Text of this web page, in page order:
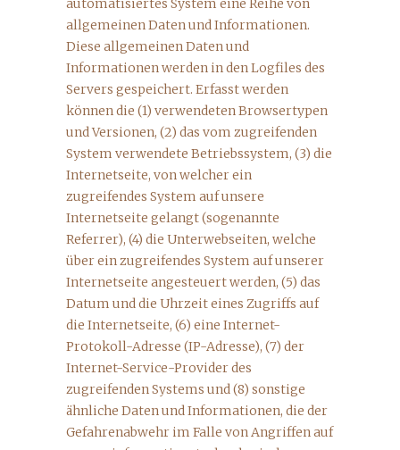
automatisiertes System eine Reihe von
allgemeinen Daten und Informationen.
Diese allgemeinen Daten und
Informationen werden in den Logfiles des
Servers gespeichert. Erfasst werden
können die (1) verwendeten Browsertypen
und Versionen, (2) das vom zugreifenden
System verwendete Betriebssystem, (3) die
Internetseite, von welcher ein
zugreifendes System auf unsere
Internetseite gelangt (sogenannte
Referrer), (4) die Unterwebseiten, welche
über ein zugreifendes System auf unserer
Internetseite angesteuert werden, (5) das
Datum und die Uhrzeit eines Zugriffs auf
die Internetseite, (6) eine Internet-
Protokoll-Adresse (IP-Adresse), (7) der
Internet-Service-Provider des
zugreifenden Systems und (8) sonstige
ähnliche Daten und Informationen, die der
Gefahrenabwehr im Falle von Angriffen auf